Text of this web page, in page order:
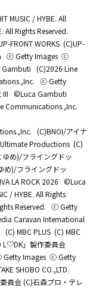
MUSIC / HYBE. All
All Rights Reserved.
FRONT WORKS (C)UP-
ⓒ Getty Images ⓒ
(C)2026 Line
ⓒ Getty
III ©Luca Gambuti
Communications.,Inc.
(C)BNOI/アイナ
Productions (C)
め)/フライングドッ
め)/フライングドッ
LA ROCK 2026 ©Luca
/ HYBE. All Rights
Reserved. ⓒ Getty
Caravan International
(C) MBC PLUS (C) MBC
L♡DK」製作委員会
Images ⓒ Getty
SHOBO CO.,LTD.
員会 (C)石森プロ・テレ